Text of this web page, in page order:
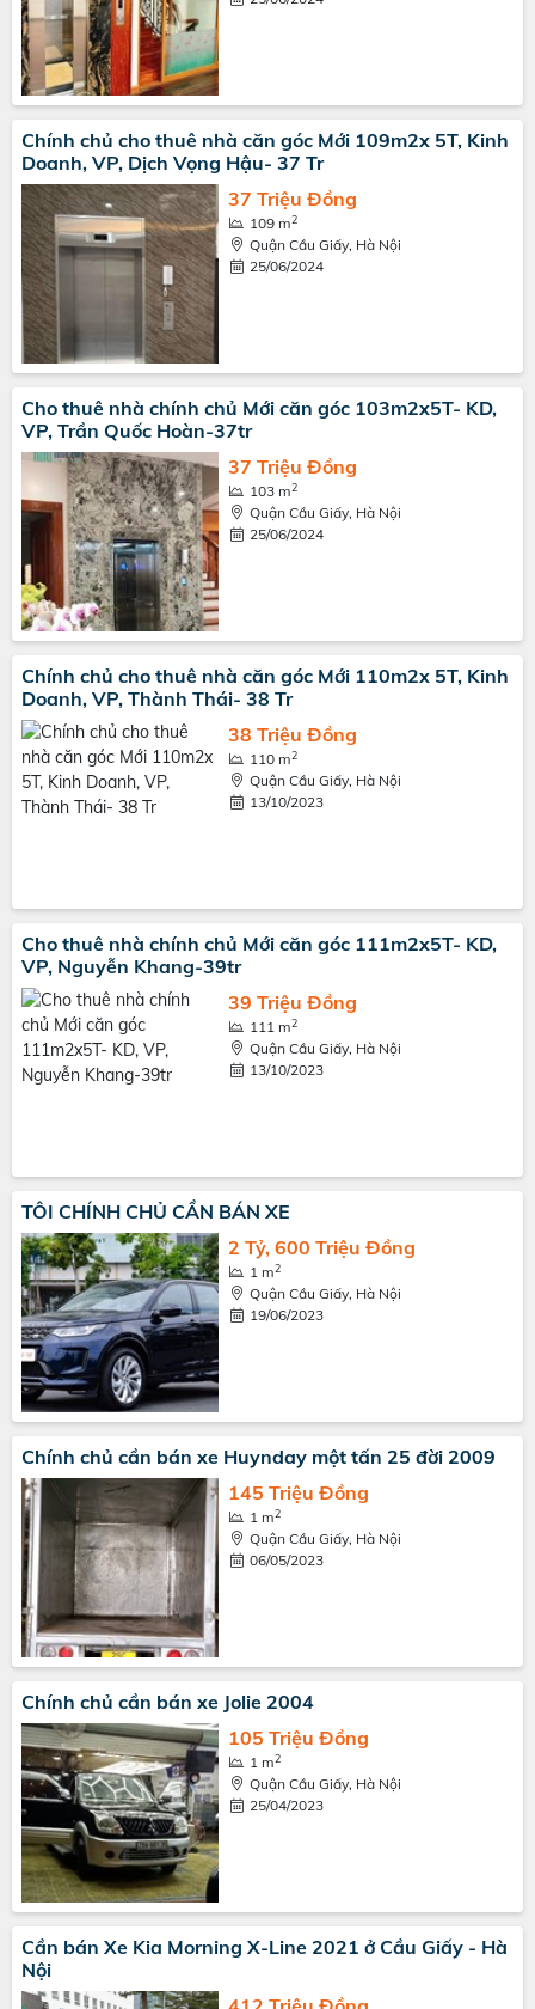
Chính chủ cho thuê nhà căn góc Mới 109m2x 5T, Kinh
Doanh, VP, Dịch Vọng Hậu- 37 Tr
37 Triệu Đồng
109 m2
Quận Cầu Giấy, Hà Nội
25/06/2024
Cho thuê nhà chính chủ Mới căn góc 103m2x5T- KD,
VP, Trần Quốc Hoàn-37tr
37 Triệu Đồng
103 m2
Quận Cầu Giấy, Hà Nội
25/06/2024
Chính chủ cho thuê nhà căn góc Mới 110m2x 5T, Kinh
Doanh, VP, Thành Thái- 38 Tr
38 Triệu Đồng
110 m2
Quận Cầu Giấy, Hà Nội
13/10/2023
Cho thuê nhà chính chủ Mới căn góc 111m2x5T- KD,
VP, Nguyễn Khang-39tr
39 Triệu Đồng
111 m2
Quận Cầu Giấy, Hà Nội
13/10/2023
TÔI CHÍNH CHỦ CẦN BÁN XE
2 Tỷ, 600 Triệu Đồng
1 m2
Quận Cầu Giấy, Hà Nội
19/06/2023
Chính chủ cần bán xe Huynday một tấn 25 đời 2009
145 Triệu Đồng
1 m2
Quận Cầu Giấy, Hà Nội
06/05/2023
Chính chủ cần bán xe Jolie 2004
105 Triệu Đồng
1 m2
Quận Cầu Giấy, Hà Nội
25/04/2023
Cần bán Xe Kia Morning X-Line 2021 ở Cầu Giấy - Hà
Nội